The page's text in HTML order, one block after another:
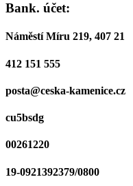
Bank. účet:
Náměstí Míru 219, 407 21
412 151 555
posta@ceska-kamenice.cz
cu5bsdg
00261220
19-0921392379/0800